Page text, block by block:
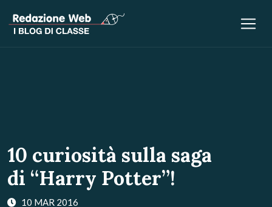
10 curiosità sulla saga
di “Harry Potter”!
10 MAR 2016